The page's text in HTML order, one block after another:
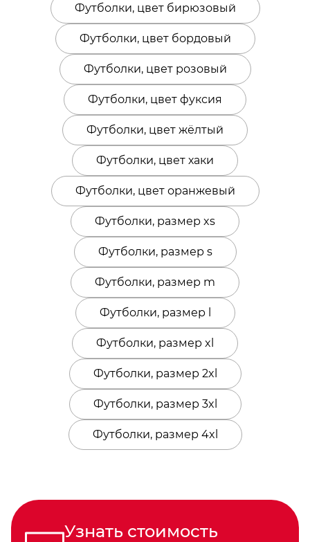
Футболки, цвет бирюзовый
Футболки, цвет бордовый
Футболки, цвет розовый
Футболки, цвет фуксия
Футболки, цвет жёлтый
Футболки, цвет хаки
Футболки, цвет оранжевый
Футболки, размер xs
Футболки, размер s
Футболки, размер m
Футболки, размер l
Футболки, размер xl
Футболки, размер 2xl
Футболки, размер 3xl
Футболки, размер 4xl
Узнать стоимость